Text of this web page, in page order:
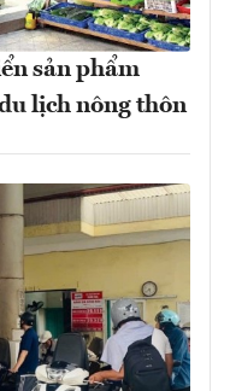
sản phẩm
lịch nông thôn